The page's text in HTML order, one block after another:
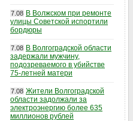
7.08 В Волжском при ремонте
улицы Советской испортили
бордюры
7.08 В Волгоградской области
задержали мужчину,
подозреваемого в убийстве
75-летней матери
7.08 Жители Волгоградской
области задолжали за
электроэнергию более 635
миллионов рублей